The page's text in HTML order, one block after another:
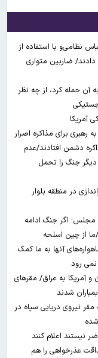
نظامی‌و با استفاده از
ضاربین متواری
آن حمله کرد، از چه نظر
مجلس: دولت با زدن ۲۸ نامه به رهبری برای مذاکره اصرار
دشمن افتادند/عدم
دیگر جنگ را تحمل
در منطقه بلوار
اگر جنگ ادامه
ما از چین اسلحه
آنها به ما کمک
نمی رود
و آمریکا به عراق/ مقرهای
شدند
نیروی دریایی سپاه در
نیستند اعلام کنند
عذرخواهی را هم